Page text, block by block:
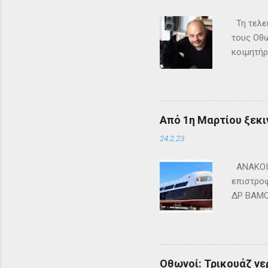
Τη
τους
Από 1η Μαρτίου
24.2.23
ΔΡ
Οθωνοί: Τρικουάζ